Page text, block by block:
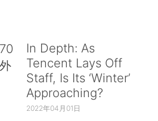
In Depth: As
Tencent Lays Off
Staff, Is Its ‘Winter’
Approaching?
2022年04月01日